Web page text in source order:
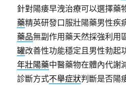
針對陽痿早洩治療可以選擇藥
藥精英研發口服壯陽藥男性疾
藥品無副作用藥天然採強利用
罐改善性功能穩定且男性勃起
年壯陽藥中醫藥物在體內代謝
診斷方式不舉症狀判斷是否陽